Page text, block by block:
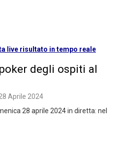
degli ospiti al
Aprile 2024
28 aprile 2024 in diretta: nel